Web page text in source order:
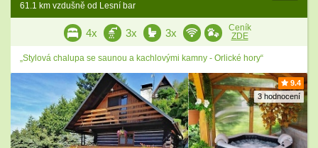
61.1 km vzdušně od Lesní bar
4x 3x 3x
Ceník
ZDE
„Stylová chalupa se saunou a kachlovými kamny - Orlické hory“
9.4
3 hodnocení